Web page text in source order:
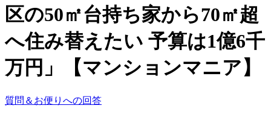
区の50㎡台持ち家から70㎡超
へ住み替えたい 予算は1億6千
万円」【マンションマニア】
質問＆お便りへの回答